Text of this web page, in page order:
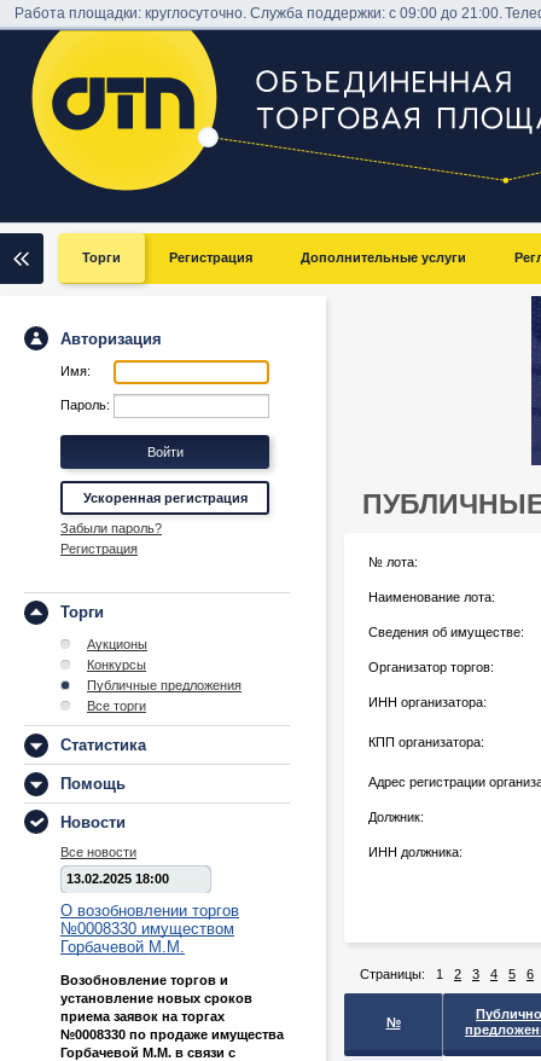
Работа площадки: круглосуточно. Служба поддержки: с 09:00 до 21:00.
Торги Регистрация Дополнительные услуги
Авторизация
Имя:
Пароль:
Ускоренная регистрация
Забыли пароль?
Регистрация
Торги
Аукционы
Конкурсы
Публичные предложения
Все торги
Статистика
Помощь
Новости
Все новости
13.02.2025 18:00
О возобновлении торгов
№0008330 имуществом
Горбачевой М.М.
Возобновление торгов и
установление новых сроков
приема заявок на торгах
№0008330 по продаже имущества
Горбачевой М.М. в связи с
№ лота:
Наименование лота:
Сведения об имуществе:
Организатор торгов:
ИНН организатора:
КПП организатора:
Адрес регистрации
Должник:
ИНН должника:
Страницы: 1 2 3 4 5 6
№